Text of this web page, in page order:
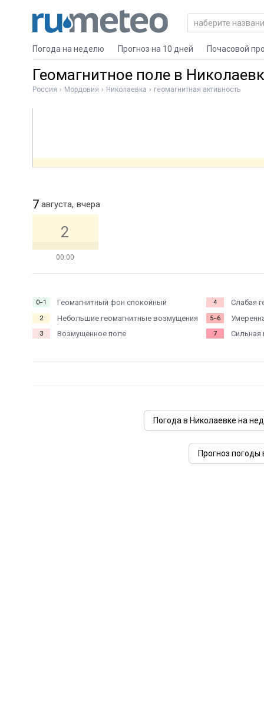
Погода на неделю Прогноз на 10 дней Почасовой
Геомагнитное поле в
Россия Мордовия Николаевка геомагнитная активность
7 августа, вчера
00:00
2
0−1 Геомагнитный фон спокойный
2 Небольшие геомагнитные возмущения
3 Возмущенное поле
4 Слабая
5−6
7 Сильная
Погода в Николаевке на
Прогноз погоды